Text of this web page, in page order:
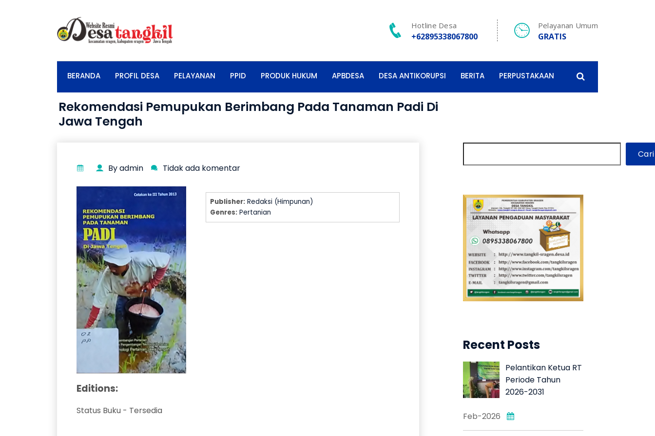
Hotline Desa
+62895338067800
Pelayanan Umum
GRATIS
BERANDA PROFIL DESA PELAYANAN PPID PRODUK HUKUM APBDESA DESA ANTIKORUPSI BERITA PERPUSTAKAAN
Rekomendasi Pemupukan Berimbang Pada Tanaman Padi Di
Jawa Tengah
By admin Tidak ada komentar
Editions:
Status Buku - Tersedia
Publisher: Redaksi (Himpunan)
Genres: Pertanian
Cari
Recent Posts
Pelantikan Ketua RT
Periode Tahun
2026-2031
Feb-2026